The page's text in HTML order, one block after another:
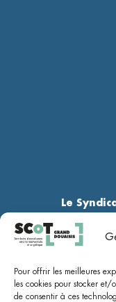
Pour offrir les meilleures
les cookies pour stocker
de consentir à ces
Le
Le SCoT
Le PCAET